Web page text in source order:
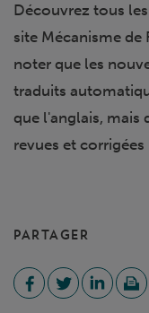
Découvrez tous
site Mécanisme de
noter que les
traduits
que l'anglais, mais
revues et
PARTAGER